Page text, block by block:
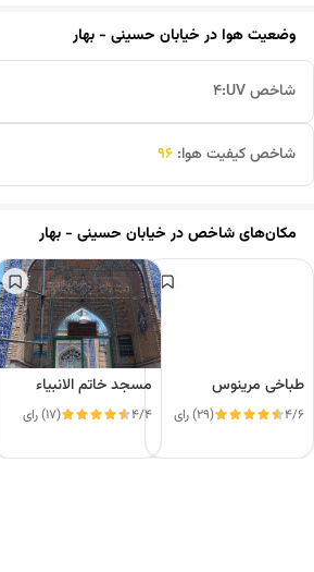
وضعیت هوا درخیابان حسینی - بهار
شاخص UV: 4
شاخص کیفیت هوا: 96
مکان‌های شاخص درخیابان حسینی - بهار
طباخی مرینوس
4/6 (29) رای
مسجد خاتم الانبیاء
4/4 (17) رای